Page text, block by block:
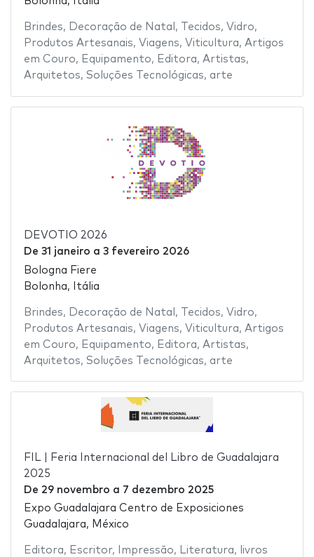
Brindes, Decoração de Natal , Tecidos, Vidro,
Produtos Artesanais, Viagens, Viticultura, Artigos
em Couro, Equipamento, Editora, Artistas,
Arquitetos, Soluções Tecnológicas, arte
DEVOTIO 2026
De 31 janeiro a 3 fevereiro 2026
Bologna Fiere
Bolonha, Itália
Brindes, Decoração de Natal , Tecidos, Vidro,
Produtos Artesanais, Viagens, Viticultura, Artigos
em Couro, Equipamento, Editora, Artistas,
Arquitetos, Soluções Tecnológicas, arte
FIL | Feria Internacional del Libro de Guadalajara
2025
De 29 novembro a 7 dezembro 2025
Expo Guadalajara Centro de Exposiciones
Guadalajara, México
Editora, Escritor, Impressão, Literatura, livros